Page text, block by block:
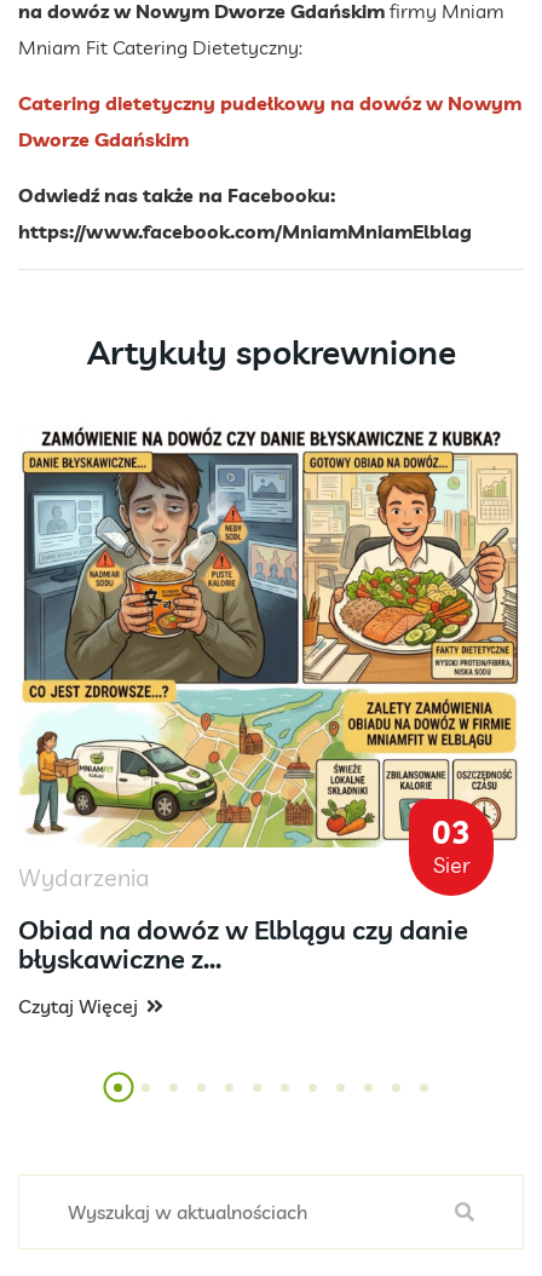
na dowóz w Nowym Dworze Gdańskim firmy Mniam
Mniam Fit Catering Dietetyczny:
Catering dietetyczny pudełkowy na dowóz w Nowym
Dworze Gdańskim
Odwiedź nas także na Facebooku:
https://www.facebook.com/MniamMniamElblag
Artykuły spokrewnione
03
Sier
Wydarzenia
Obiad na dowóz w Elblągu czy danie
błyskawiczne z...
Czytaj Więcej